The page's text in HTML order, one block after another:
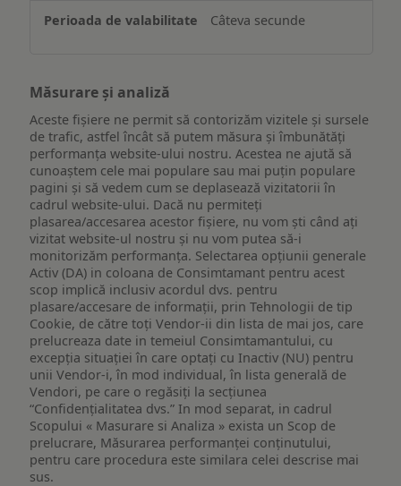
Câteva secunde
Măsurare și analiză
Aceste fișiere ne permit să contorizăm vizitele și sursele
de trafic, astfel încât să putem măsura și îmbunătăți
performanța website-ului nostru. Acestea ne ajută să
cunoaștem cele mai populare sau mai puțin populare
pagini și să vedem cum se deplasează vizitatorii în
cadrul website-ului. Dacă nu permiteți
plasarea/accesarea acestor fișiere, nu vom ști când ați
vizitat website-ul nostru și nu vom putea să-i
monitorizăm performanța. Selectarea opțiunii generale
Activ (DA) in coloana de Consimtamant pentru acest
scop implică inclusiv acordul dvs. pentru
plasare/accesare de informații, prin Tehnologii de tip
Cookie, de către toți Vendor-ii din lista de mai jos, care
prelucreaza date in temeiul Consimtamantului, cu
excepția situației în care optați cu Inactiv (NU) pentru
unii Vendor-i, în mod individual, în lista generală de
Vendori, pe care o regăsiți la secțiunea
“Confidențialitatea dvs.” In mod separat, in cadrul
Scopului « Masurare si Analiza » exista un Scop de
prelucrare, Măsurarea performanței conținutului,
pentru care procedura este similara celei descrise mai
sus.